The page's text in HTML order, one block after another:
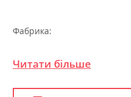
Фабрика:
Читати більше